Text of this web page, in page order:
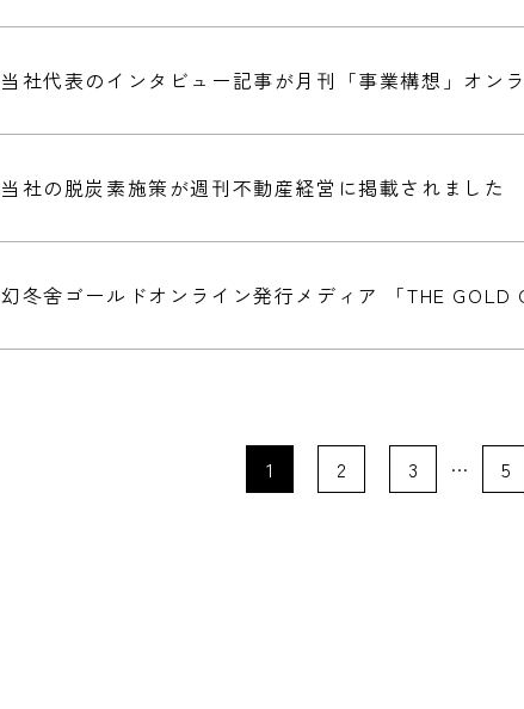
当社代表のインタビュー記事が月刊「事業構想」オン
当社の脱炭素施策が週刊不動産経営に掲載されました
幻冬舍ゴールドオンライン発行メディア 「THE
1 2 3 … 5